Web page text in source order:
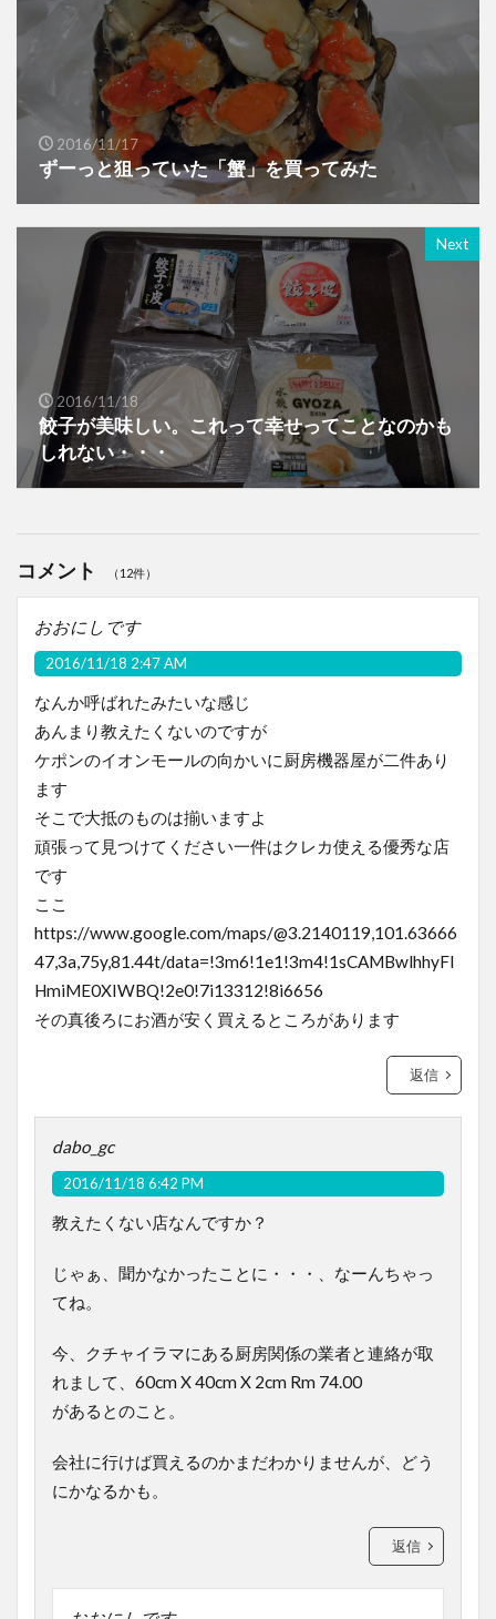
2016/11/17
ずーっと狙っていた「蟹」を買ってみた
Next
2016/11/18
餃子が美味しい。これって幸せってことなのかも
しれない・・・
コメント （12件）
おおにしです
2016/11/18 2:47 AM
なんか呼ばれたみたいな感じ
あんまり教えたくないのですが
ケポンのイオンモールの向かいに厨房機器屋が二件あり
ます
そこで大抵のものは揃いますよ
頑張って見つけてください一件はクレカ使える優秀な店
です
ここ
https://www.google.com/maps/@3.2140119,101.63666
47,3a,75y,81.44t/data=!3m6!1e1!3m4!1sCAMBwlhhyFl
HmiME0XIWBQ!2e0!7i13312!8i6656
その真後ろにお酒が安く買えるところがあります
返信
dabo_gc
2016/11/18 6:42 PM
教えたくない店なんですか？
じゃぁ、聞かなかったことに・・・、なーんちゃっ
てね。
今、クチャイラマにある厨房関係の業者と連絡が取
れまして、60cm X 40cm X 2cm Rm 74.00
があるとのこと。
会社に行けば買えるのかまだわかりませんが、どう
にかなるかも。
返信